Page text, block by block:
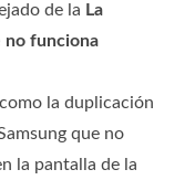
de la La
no funciona
la duplicación
que no
la pantalla de la